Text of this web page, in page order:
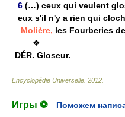
6 (…) ceux qui veulent
eux s'il n'y a rien qui
Molière, les Fourberies
❖
DÉR. Gloseur.
Encyclopédie Universelle 2012
Игры ⚽
Поможем